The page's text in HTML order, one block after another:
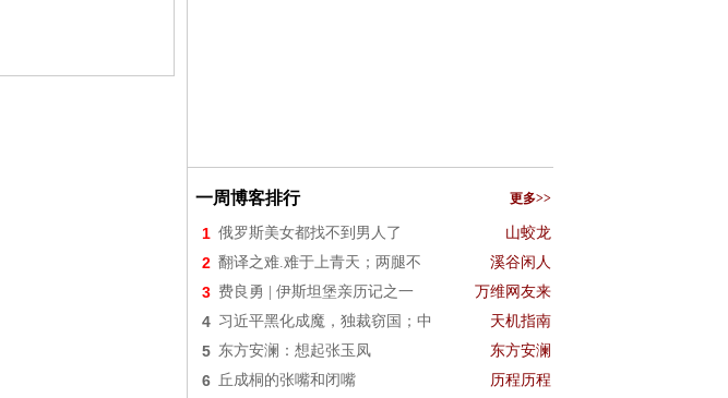
一周博客排行 更多>>
1 俄罗斯美女都找不到男人了 山蛟龙
2 翻译之难.难于上青天；两腿不 溪谷闲人
3 费良勇 | 伊斯坦堡亲历记之一 万维网友来
4 习近平黑化成魔，独裁窃国；中 天机指南
5 东方安澜：想起张玉凤 东方安澜
6 丘成桐的张嘴和闭嘴 历程历程